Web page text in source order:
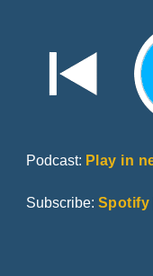
Podcast: Play in
Subscribe: Spotify